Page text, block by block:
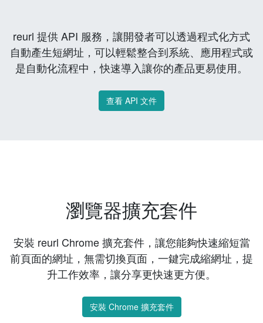
reurl 提供 API 服務，讓開發者可以透過程式化方式
自動產生短網址，可以輕鬆整合到系統、應用程式或
是自動化流程中，快速導入讓你的產品更易使用。
查看 API 文件
瀏覽器擴充套件
安裝 reurl Chrome 擴充套件，讓您能夠快速縮短當
前頁面的網址，無需切換頁面，一鍵完成縮網址，提
升工作效率，讓分享更快速更方便。
安裝 Chrome 擴充套件